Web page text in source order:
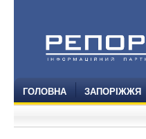
ГОЛОВНА ЗАПОРІЖЖЯ